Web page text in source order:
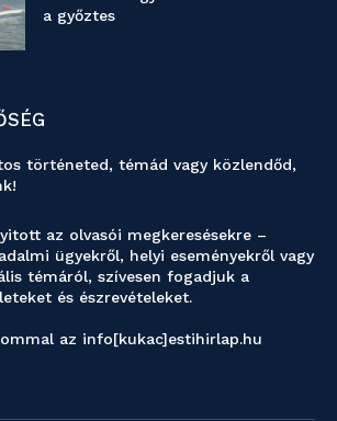
a győztes
történeted, témád vagy közlendőd,
az olvasói megkeresésekre –
ügyekről, helyi eseményekről vagy
témáról, szívesen fogadjuk a
és észrevételeket.
az info[kukac]estihirlap.hu